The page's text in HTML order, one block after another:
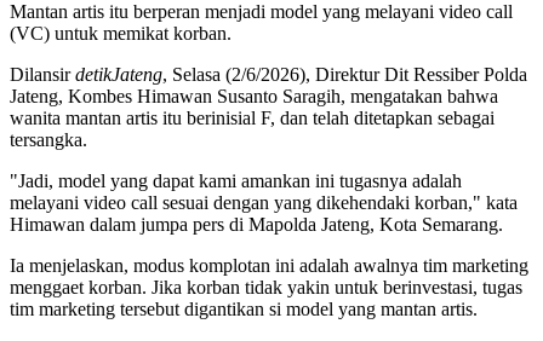
Mantan artis itu berperan menjadi model yang melayani video call
(VC) untuk memikat korban.
DilansirdetikJateng, Selasa (2/6/2026), Direktur Dit Ressiber Polda
Jateng, Kombes Himawan Susanto Saragih, mengatakan bahwa
wanita mantan artis itu berinisial F, dan telah ditetapkan sebagai
tersangka.
"Jadi, model yang dapat kami amankan ini tugasnya adalah
melayani video call sesuai dengan yang dikehendaki korban," kata
Himawan dalam jumpa pers di Mapolda Jateng, Kota Semarang.
Ia menjelaskan, modus komplotan ini adalah awalnya tim marketing
menggaet korban. Jika korban tidak yakin untuk berinvestasi, tugas
tim marketing tersebut digantikan si model yang mantan artis.